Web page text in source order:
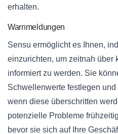
erhalten.
Warnmeldungen
Sensu ermöglicht es Ihnen,
einzurichten, um zeitnah über
informiert zu werden. Sie
Schwellenwerte festlegen
wenn diese überschritten
potenzielle Probleme
bevor sie sich auf Ihre